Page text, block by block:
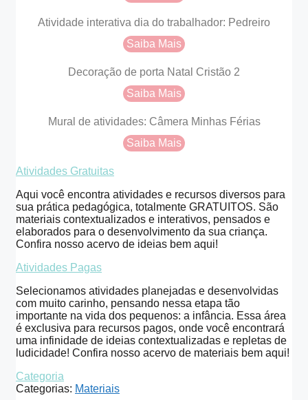
Atividade interativa dia do trabalhador: Pedreiro
Saiba Mais
Decoração de porta Natal Cristão 2
Saiba Mais
Mural de atividades: Câmera Minhas Férias
Saiba Mais
Atividades Gratuitas
Aqui você encontra atividades e recursos diversos para
sua prática pedagógica, totalmente GRATUITOS. São
materiais contextualizados e interativos, pensados e
elaborados para o desenvolvimento da sua criança.
Confira nosso acervo de ideias bem aqui!
Atividades Pagas
Selecionamos atividades planejadas e desenvolvidas
com muito carinho, pensando nessa etapa tão
importante na vida dos pequenos: a infância. Essa área
é exclusiva para recursos pagos, onde você encontrará
uma infinidade de ideias contextualizadas e repletas de
ludicidade! Confira nosso acervo de materiais bem aqui!
Categoria
Categorias: Materiais